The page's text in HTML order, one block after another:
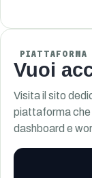
PIATTAFORMA
Vuoi
Visita il sito
piattaforma
dashboard e